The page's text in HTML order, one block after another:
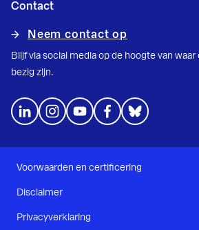
Contact
Neem contact op
Blijf via social media op de hoogte van
bezig zijn.
Voorwaarden en certificering
Disclaimer
Privacyverklaring